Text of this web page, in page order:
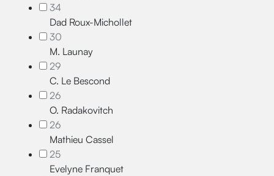
34
Dad Roux-Michollet
30
M. Launay
29
C. Le Bescond
26
O. Radakovitch
26
Mathieu Cassel
25
Evelyne Franquet